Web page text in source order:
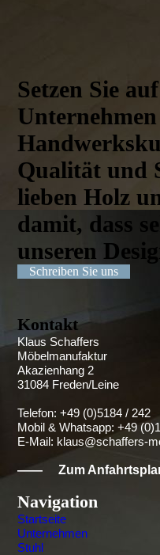
Setzen Sie
Qualität und
lieben Holz
damit, dass
unseren
Schreiben Sie uns
Kontakt
Klaus Schaffers
Möbelmanufaktur
Akazienhang 2
31084 Freden/Leine
Telefon: +49 (0)5184 / 242
Mobil & Whatsapp: +49
E-Mail: klaus@schaffers-
——Zum
Navigation
Startseite
Unternehmen
Stuhl